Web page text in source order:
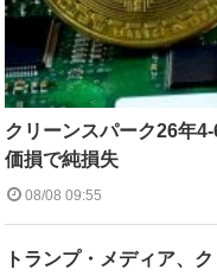
クリーンスパーク26年
価損で純損失
08/08 09:55
トランプ・メディア、